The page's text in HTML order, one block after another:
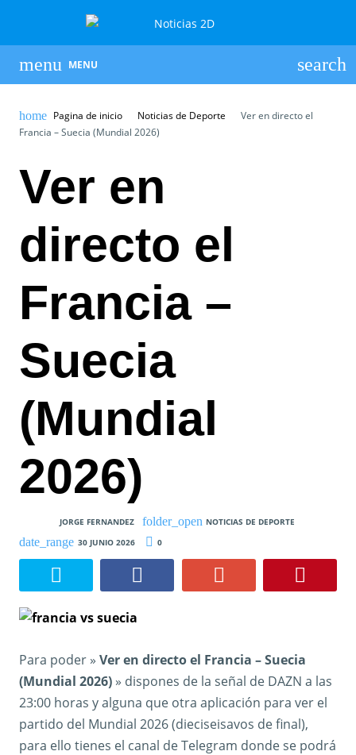
MENU
Pagina de inicio Noticias de Deporte
Ver en directo el
Francia – Suecia (Mundial 2026)
Ver en
directo el
Francia –
Suecia
(Mundial
2026)
JORGE FERNANDEZ
NOTICIAS DE DEPORTE
30 JUNIO 2026
0
Para poder » Ver en directo el Francia – Suecia
(Mundial 2026) » dispones de la señal de DAZN a las
23:00 horas y alguna que otra aplicación para ver el
partido del Mundial 2026 (dieciseisavos de final),
para ello tienes el canal de Telegram donde se podrá